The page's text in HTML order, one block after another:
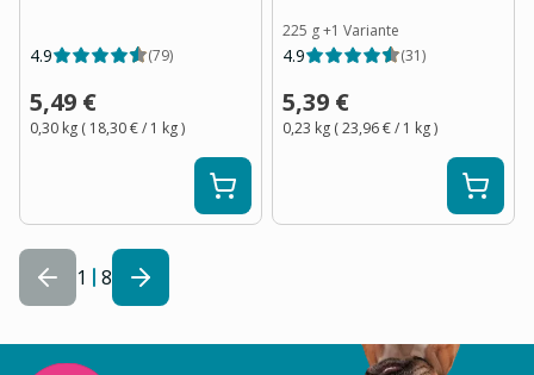
4.9 (79)
5,49 €
0,30 kg ( 18,30 €/ 1 kg)
225 g+1 Variante
4.9 (31)
5,39 €
0,23 kg (23,96 €/ 1 kg)
1 8